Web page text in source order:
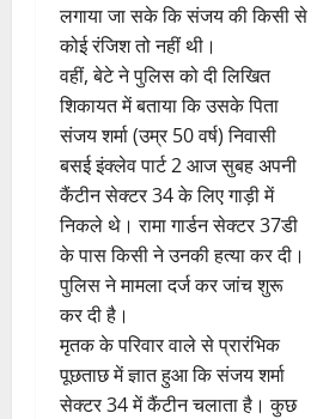
लगाया जा सके कि संजय की किसी से
कोई रंजिश तो नहीं थी।
वहीं, बेटे ने पुलिस को दी लिखित
शिकायत में बताया कि उसके पिता
संजय शर्मा (उम्र 50 वर्ष) निवासी
बसई इंक्लेव पार्ट 2 आज सुबह अपनी
कैंटीन सेक्टर 34 के लिए गाड़ी में
निकले थे। रामा गार्डन सेक्टर 37डी
के पास किसी ने उनकी हत्या कर दी।
पुलिस ने मामला दर्ज कर जांच शुरू
कर दी है।
मृतक के परिवार वाले से प्रारंभिक
पूछताछ में ज्ञात हुआ कि संजय शर्मा
सेक्टर 34 में कैंटीन चलाता है। कुछ